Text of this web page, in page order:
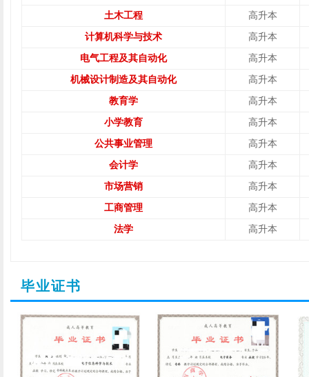
土木工程 高升本
计算机科学与技术 高升本
电气工程及其自动化 高升本
机械设计制造及其自动化 高升本
教育学 高升本
小学教育 高升本
公共事业管理 高升本
会计学 高升本
市场营销 高升本
工商管理 高升本
法学 高升本
毕业证书